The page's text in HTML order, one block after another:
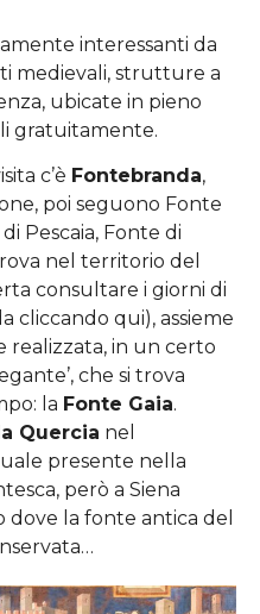
interessanti da
medievali, strutture a
ubicate in pieno
gratuitamente.
c’è Fontebranda,
poi seguono Fonte
Pescaia, Fonte di
nel territorio del
consultare i giorni di
cliccando qui), assieme
realizzata, in un certo
che si trova
la Fonte Gaia.
Quercia nel
presente nella
però a Siena
la fonte antica del